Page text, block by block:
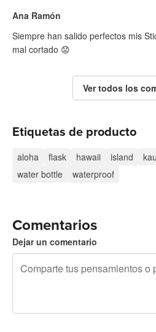
Ana Ramón
Siempre han salido perfectos mis
mal cortado 😟
Ver todos los
Etiquetas de producto
aloha flask hawaii island
water bottle
waterproof
Comentarios
Dejar un comentario